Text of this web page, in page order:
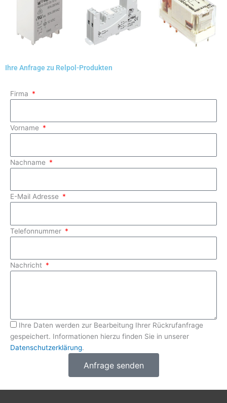
Ihre Anfrage zu Relpol-Produkten
Firma
Vorname
Nachname
E-Mail Adresse
Telefonnummer
Nachricht
Ihre Daten werden zur Bearbeitung Ihrer Rückrufanfrage
gespeichert. Informationen hierzu finden Sie in unserer
Datenschutzerklärung.
Anfrage senden